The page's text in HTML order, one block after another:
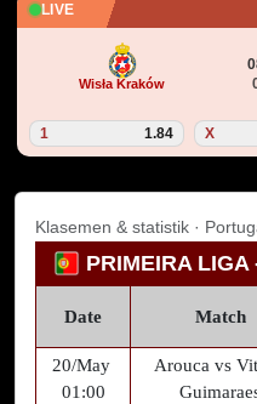
LIVE
Wisła Kraków
1 1.84 X
Klasemen & statistik ·
PRIMEIRA
Date Match
20/May
01:00
Arouca vs